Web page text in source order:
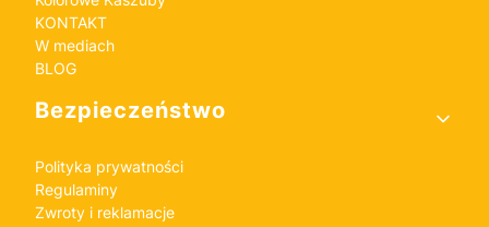
KONTAKT
W mediach
BLOG
Bezpieczeństwo
Polityka prywatności
Regulaminy
Zwroty i reklamacje